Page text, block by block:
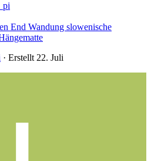
End Wandung slowenische
· Erstellt 22. Juli